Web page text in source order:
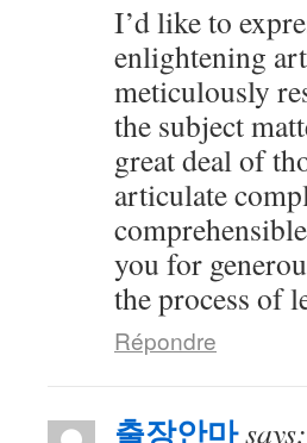
I’d like to
enlightening
meticulously
the subject
great deal of
articulate
you for
the process of
Répondre
출장안마says: